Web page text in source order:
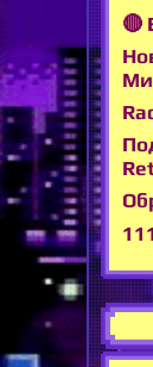
🔴